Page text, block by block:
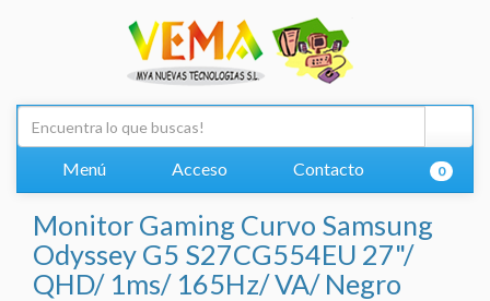
Menú Acceso Contacto 0
Monitor Gaming Curvo Samsung
Odyssey G5 S27CG554EU 27"/
QHD/ 1ms/ 165Hz/ VA/ Negro